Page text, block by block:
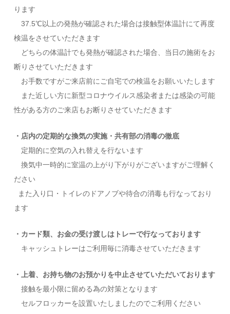
ります
37.5℃以上の発熱が確認された場合は接触型体温計にて再度
検温をさせていただきます
どちらの体温計でも発熱が確認された場合、当日の施術をお
断りさせていただきます
お手数ですがご来店前にご自宅での検温をお願いいたします
また近しい方に新型コロナウイルス感染者または感染の可能
性がある方のご来店もお断りさせていただきます
・店内の定期的な換気の実施・共有部の消毒の徹底
定期的に空気の入れ替えを行ないます
換気中一時的に室温の上がり下がりがございますがご理解く
ださい
また入り口・トイレのドアノブや待合の消毒も行なっており
ます
・カード類、お金の受け渡しはトレーで行なっております
キャッシュトレーはご利用毎に消毒させていただきます
・上着、お持ち物のお預かりを中止させていただいております
接触を最小限に留める為の対策となります
セルフロッカーを設置いたしましたのでご利用ください